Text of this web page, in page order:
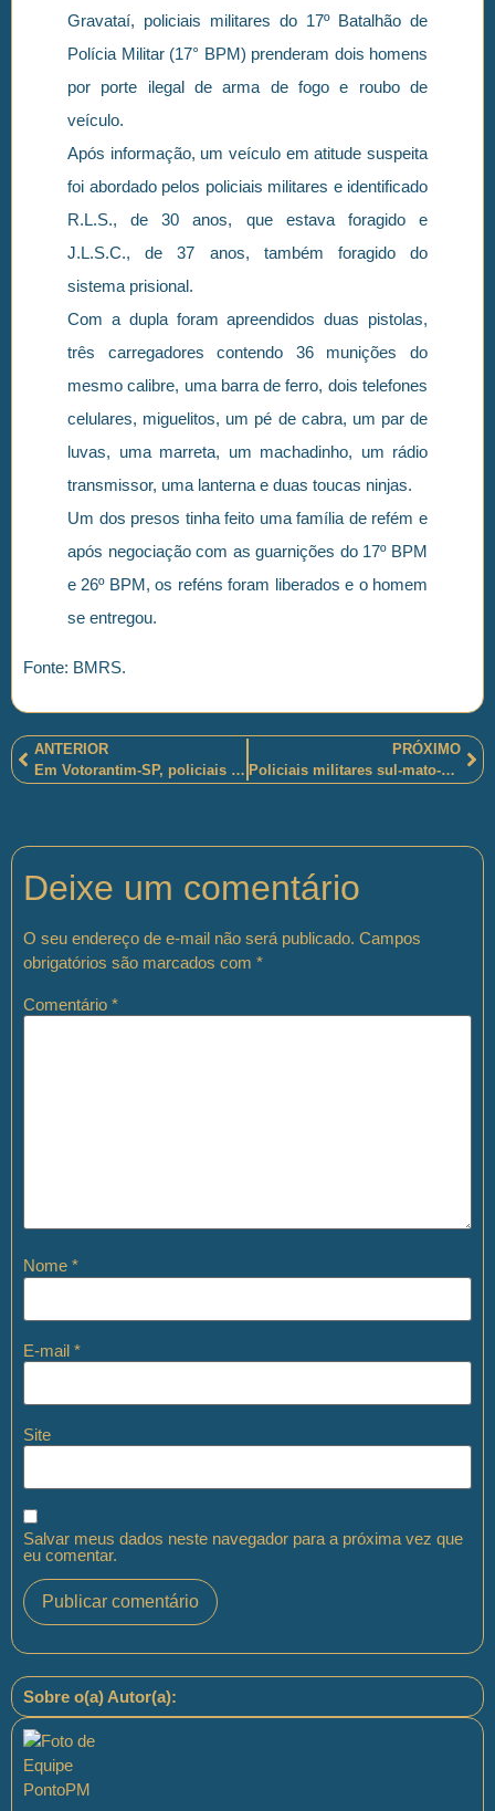
Gravataí, policiais militares do 17º Batalhão de
Polícia Militar (17° BPM) prenderam dois homens
por porte ilegal de arma de fogo e roubo de
veículo.
Após informação, um veículo em atitude suspeita
foi abordado pelos policiais militares e identificado
R.L.S., de 30 anos, que estava foragido e
J.L.S.C., de 37 anos, também foragido do
sistema prisional.
Com a dupla foram apreendidos duas pistolas,
três carregadores contendo 36 munições do
mesmo calibre, uma barra de ferro, dois telefones
celulares, miguelitos, um pé de cabra, um par de
luvas, uma marreta, um machadinho, um rádio
transmissor, uma lanterna e duas toucas ninjas.
Um dos presos tinha feito uma família de refém e
após negociação com as guarnições do 17º BPM
e 26º BPM, os reféns foram liberados e o homem
se entregou.
Fonte: BMRS.
ANTERIOR
Em Votorantim-SP, policiais militares paulistas apreenderam drogas e prenderam dois prováveis traficantes
PRÓXIMO
Policiais militares sul-mato-grossenses são orientadas sobre as ações preventivas, neste Outubro Rosa
Deixe um comentário
O seu endereço de e-mail não será publicado. Campos
obrigatórios são marcados com *
Comentário *
Nome *
E-mail *
Site
Salvar meus dados neste navegador para a próxima vez que
eu comentar.
Sobre o(a) Autor(a):